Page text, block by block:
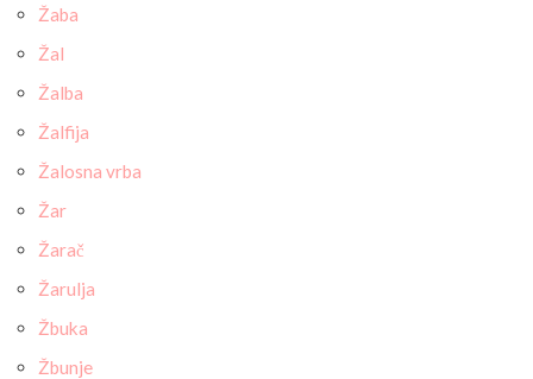
Žaba
Žal
Žalba
Žalfija
Žalosna vrba
Žar
Žarač
Žarulja
Žbuka
Žbunje